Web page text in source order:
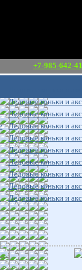
28Ж +7-985-642-
Ледовые коньки и
Ледовые коньки и
Ледовые коньки и
Ледовые коньки и
Ледовые коньки и
Ледовые коньки и
Ледовые коньки и
Ледовые коньки и
Ледовые коньки и